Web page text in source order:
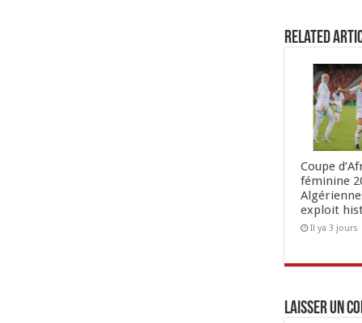
Related
Coupe
féminine
exploit
Il ya 3 jours
Laisser un